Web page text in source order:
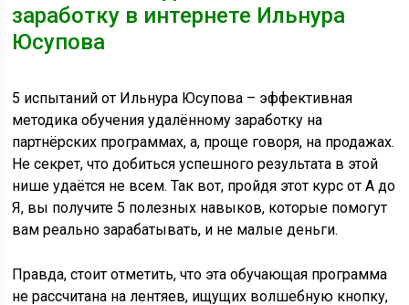
заработку в интернете Ильнура
Юсупова
5 испытаний от Ильнура Юсупова – эффективная
методика обучения удалённому заработку на
партнёрских программах, а, проще говоря, на продажах.
Не секрет, что добиться успешного результата в этой
нише удаётся не всем. Так вот, пройдя этот курс от А до
Я, вы получите 5 полезных навыков, которые помогут
вам реально зарабатывать, и не малые деньги.
Правда, стоит отметить, что эта обучающая программа
не рассчитана на лентяев, ищущих волшебную кнопку,